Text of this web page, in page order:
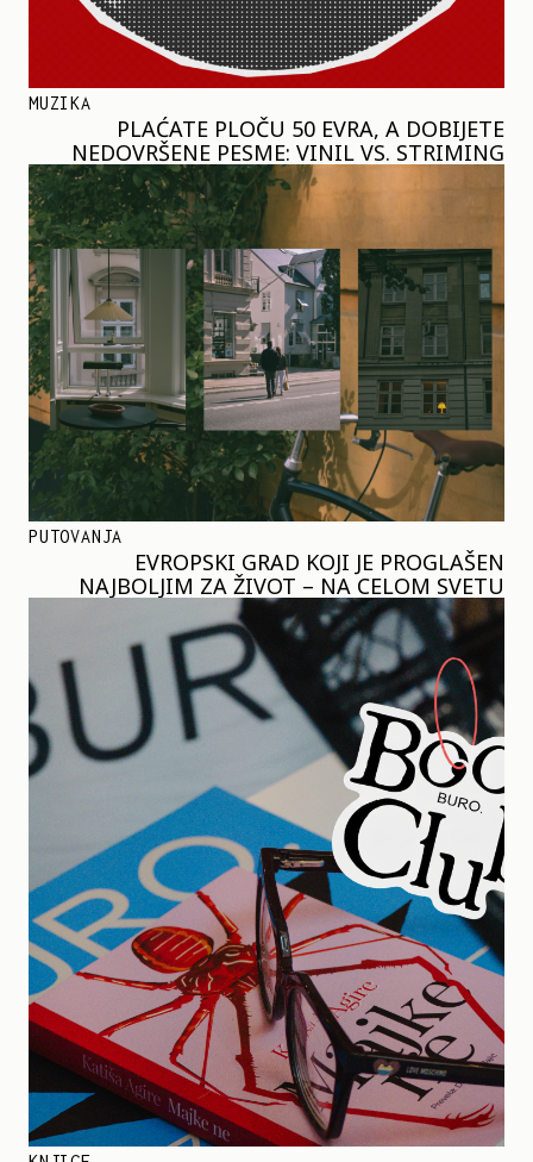
MUZIKA
PLAĆATE PLOČU 50 EVRA, A DOBIJETE
NEDOVRŠENE PESME: VINIL VS. STRIMING
PUTOVANJA
EVROPSKI GRAD KOJI JE PROGLAŠEN
NAJBOLJIM ZA ŽIVOT – NA CELOM SVETU